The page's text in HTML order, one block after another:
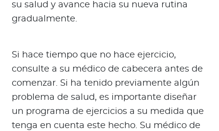
su salud y avance hacia su nueva rutina
gradualmente.
Si hace tiempo que no hace ejercicio,
consulte a su médico de cabecera antes de
comenzar. Si ha tenido previamente algún
problema de salud, es importante diseñar
un programa de ejercicios a su medida que
tenga en cuenta este hecho. Su médico de